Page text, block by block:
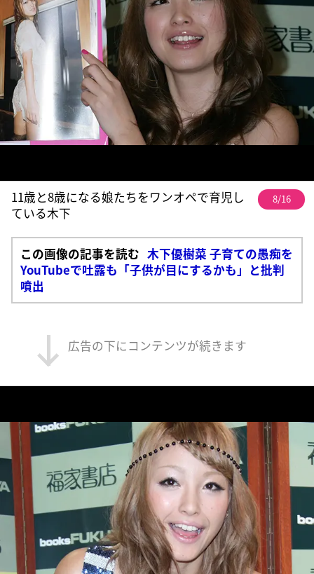
11歳と8歳になる娘たちをワンオペで育児し
ている木下
8/16
この画像の記事を読む 木下優樹菜 子育ての愚痴を
YouTubeで吐露も「子供が目にするかも」と批判
噴出
広告の下にコンテンツが続きます